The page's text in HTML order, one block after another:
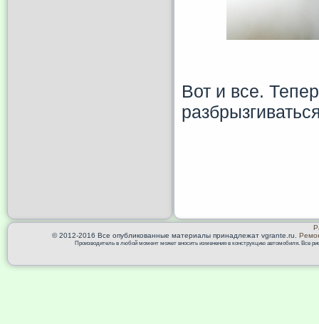
Вот и все.
© 2012-2016 Все опубликованные материалы принадлежат vgrante.ru.
Производитель в любой момент может вносить изменения в конструкцию автомобиля. Все